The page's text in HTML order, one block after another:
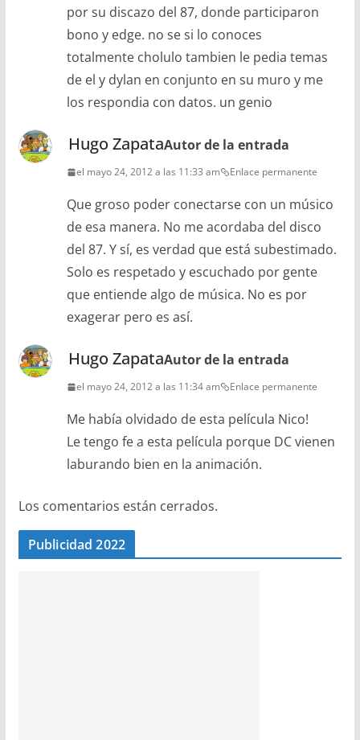
por su discazo del 87, donde participaron
bono y edge. no se si lo conoces
totalmente cholulo tambien le pedia temas
de el y dylan en conjunto en su muro y me
los respondia con datos. un genio
Hugo ZapataAutor de la entrada
el mayo 24, 2012 a las 11:33 am Enlace permanente
Que groso poder conectarse con un músico
de esa manera. No me acordaba del disco
del 87. Y sí, es verdad que está subestimado.
Solo es respetado y escuchado por gente
que entiende algo de música. No es por
exagerar pero es así.
Hugo ZapataAutor de la entrada
el mayo 24, 2012 a las 11:34 am Enlace permanente
Me había olvidado de esta película Nico!
Le tengo fe a esta película porque DC vienen
laburando bien en la animación.
Los comentarios están cerrados.
Publicidad 2022